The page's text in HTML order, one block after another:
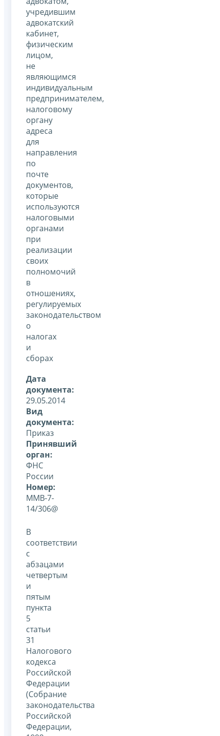
учредившим
адвокатский
кабинет,
физическим
лицом,
не
являющимся
индивидуальным
предпринимателем,
налоговому
органу
адреса
для
направления
по
почте
документов,
которые
используются
налоговыми
органами
при
реализации
своих
полномочий
в
отношениях,
регулируемых
законодательством
о
налогах
и
сборах
Дата
документа:
29.05.2014
Вид
документа:
Приказ
Принявший
орган:
ФНС
России
Номер:
ММВ-7-
14/306@
В
соответствии
с
абзацами
четвертым
и
пятым
пункта
5
статьи
31
Налогового
кодекса
Российской
Федерации
(Собрание
законодательства
Российской
Федерации,